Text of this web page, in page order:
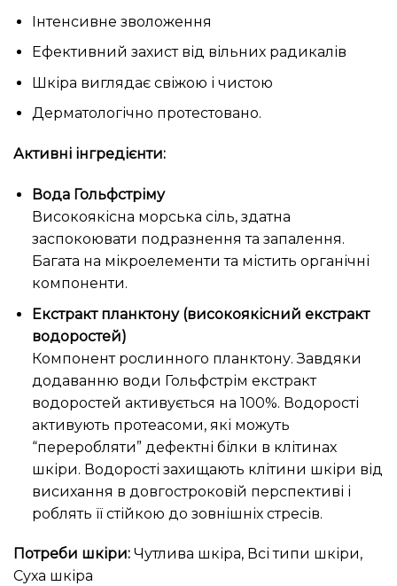
Інтенсивне зволоження
Ефективний захист від вільних радикалів
Шкіра виглядає свіжою і чистою
Дерматологічно протестовано.
Активні інгредієнти:
Вода Гольфстріму
Високоякісна морська сіль, здатна
заспокоювати подразнення та запалення.
Багата на мікроелементи та містить органічні
компоненти.
Екстракт планктону (високоякісний екстракт
водоростей)
Компонент рослинного планктону. Завдяки
додаванню води Гольфстрім екстракт
водоростей активується на 100%. Водорості
активують протеасоми, які можуть
“переробляти” дефектні білки в клітинах
шкіри. Водорості захищають клітини шкіри від
висихання в довгостроковій перспективі і
роблять її стійкою до зовнішніх стресів.
Потреби шкіри: Чутлива шкіра, Всі типи шкіри,
Суха шкіра